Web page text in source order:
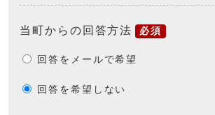
当町からの回答方法 必須
回答をメールで希望
回答を希望しない